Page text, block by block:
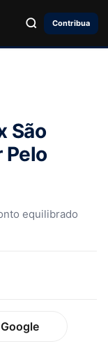
Contribua
São
Pelo
equilibrado